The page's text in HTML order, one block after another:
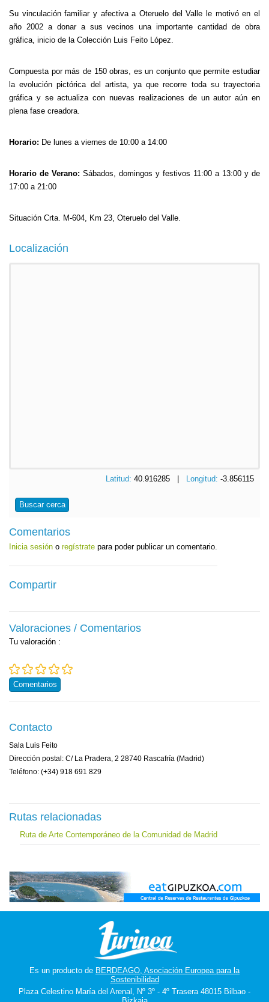
Su vinculación familiar y afectiva a Oteruelo del Valle le motivó en el
año 2002 a donar a sus vecinos una importante cantidad de obra
gráfica, inicio de la Colección Luis Feito López.
Compuesta por más de 150 obras, es un conjunto que permite estudiar
la evolución pictórica del artista, ya que recorre toda su trayectoria
gráfica y se actualiza con nuevas realizaciones de un autor aún en
plena fase creadora.
Horario: De lunes a viernes de 10:00 a 14:00
Horario de Verano: Sábados, domingos y festivos 11:00 a 13:00 y de
17:00 a 21:00
Situación Crta. M-604, Km 23, Oteruelo del Valle.
Localización
Latitud: 40.916285 | Longitud: -3.856115
Buscar cerca
Comentarios
Inicia sesión o regístrate para poder publicar un comentario.
Compartir
Valoraciones / Comentarios
Tu valoración :
Comentarios
Contacto
Sala Luis Feito
Dirección postal: C/ La Pradera, 2 28740 Rascafría (Madrid)
Teléfono: (+34) 918 691 829
Rutas relacionadas
Ruta de Arte Contemporáneo de la Comunidad de Madrid
Es un producto de BERDEAGO, Asociación Europea para la
Sostenibilidad
Plaza Celestino María del Arenal, Nº 3º - 4º Trasera 48015 Bilbao -